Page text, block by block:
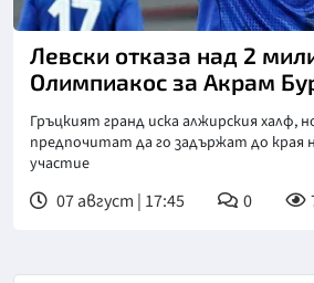
Снимка: goggle
Левски отказа над 2
Олимпиакос за Акрам
Гръцкият гранд иска алжирския халф,
предпочитат да го задържат до края
участие
07 август | 17:45 0